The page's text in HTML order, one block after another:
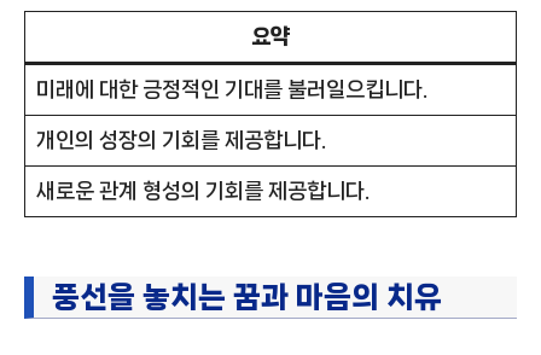
요약
미래에 대한 긍정적인 기대를 불러일으킵니다.
개인의 성장의 기회를 제공합니다.
새로운 관계 형성의 기회를 제공합니다.
풍선을 놓치는 꿈과 마음의 치유